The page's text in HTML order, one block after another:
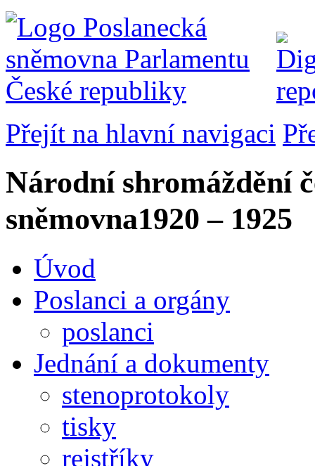
Přejít na hlavní navigaci
Národní shromáždění
sněmovna1920 – 1925
Úvod
Poslanci a orgány
poslanci
Jednání a dokumenty
stenoprotokoly
tisky
rejstříky